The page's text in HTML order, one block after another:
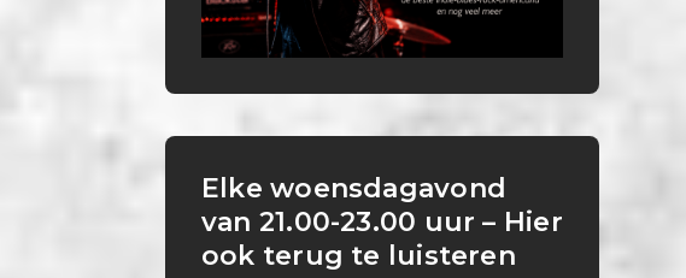
Elke woensdagavond
van 21.00-23.00 uur – Hier
ook terug te luisteren